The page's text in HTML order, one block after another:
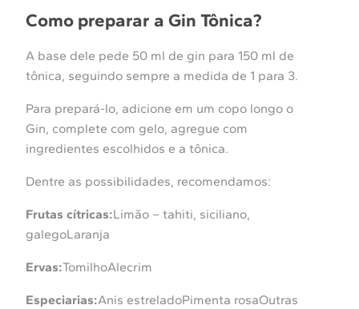
Como preparar a Gin Tônica?
A base dele pede 50 ml de gin para 150 ml de
tônica, seguindo sempre a medida de 1 para 3.
Para prepará-lo, adicione em um copo longo o
Gin, complete com gelo, agregue com
ingredientes escolhidos e a tônica.
Dentre as possibilidades, recomendamos:
Frutas cítricas:Limão – tahiti, siciliano,
galegoLaranja
Ervas:TomilhoAlecrim
Especiarias:Anis estreladoPimenta rosaOutras